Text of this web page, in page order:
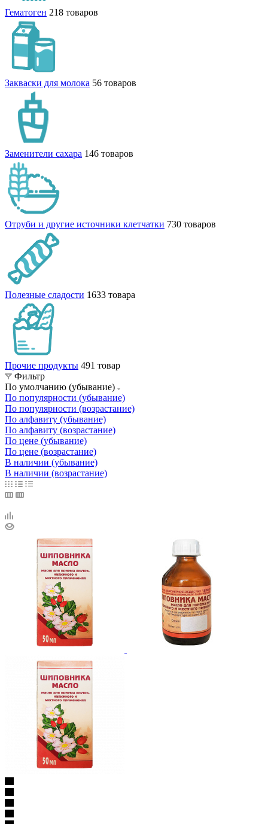
Гематоген 218 товаров
Закваски для молока 56 товаров
Заменители сахара 146 товаров
Отруби и другие источники клетчатки 730 товаров
Полезные сладости 1633 товара
Прочие продукты 491 товар
Фильтр
По умолчанию (убывание)
По популярности (убывание)
По популярности (возрастание)
По алфавиту (убывание)
По алфавиту (возрастание)
По цене (убывание)
По цене (возрастание)
В наличии (убывание)
В наличии (возрастание)